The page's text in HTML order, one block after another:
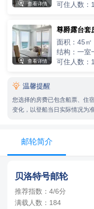
4人，人均单价
 查看详情
可住人数：
两人间
2人入住，人均单价
 查看详情
尊爵露台套
面积：45㎡
结构：一室
可住人数：
两人间
2人入住，人均单价
3人，人均单价
 温馨提醒
您选择的房费已包含船票、住
变化，以登船当日实际情况为准
邮轮简介
贝洛特号邮轮
推荐指数：4/6分
满载人数：184